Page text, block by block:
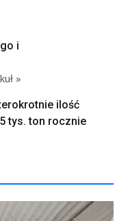
i
»
ilość
tys. ton rocznie